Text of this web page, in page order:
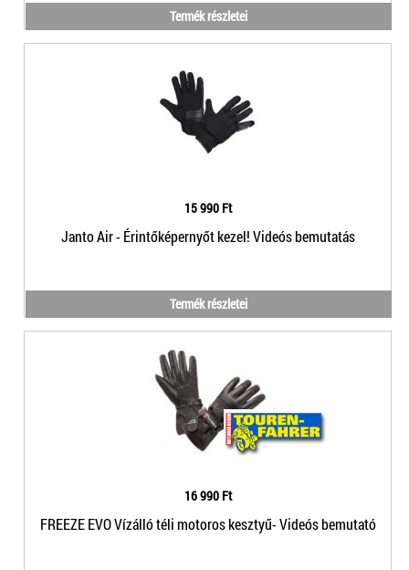
Termék részletei
15 990 Ft
Janto Air - Érintőképernyőt kezel! Videós bemutatás
Termék részletei
16 990 Ft
FREEZE EVO Vízálló téli motoros kesztyű- Videós bemutató